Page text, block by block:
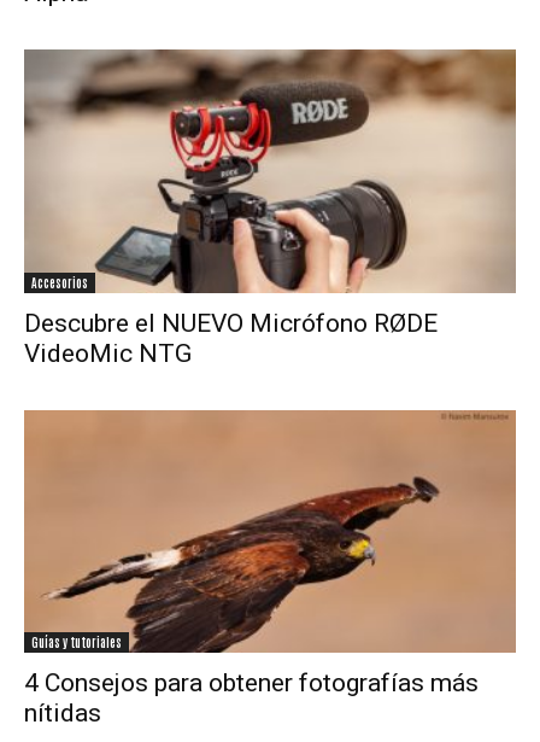
Accesorios
Descubre el NUEVO Micrófono RØDE
VideoMic NTG
Guías y tutoriales
4 Consejos para obtener fotografías más
nítidas